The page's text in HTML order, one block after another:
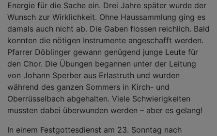
Energie für die Sache ein. Drei Jahre später wurde der
Wunsch zur Wirklichkeit. Ohne Haussammlung ging es
damals auch nicht ab. Die Gaben flossen reichlich. Bald
konnten die nötigen Instrumente angeschafft werden.
Pfarrer Döblinger gewann genügend junge Leute für
den Chor. Die Übungen begannen unter der Leitung
von Johann Sperber aus Erlastruth und wurden
während des ganzen Sommers in Kirch- und
Oberrüsselbach abgehalten. Viele Schwierigkeiten
mussten dabei überwunden werden – aber es gelang!
In einem Festgottesdienst am 23. Sonntag nach